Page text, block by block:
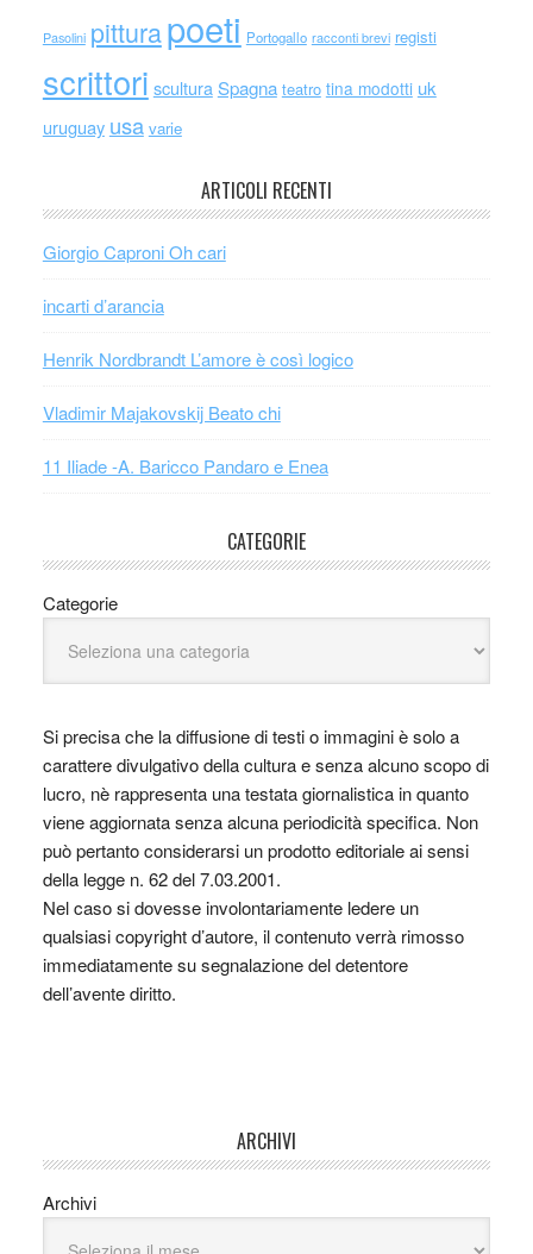
Pasolini pitturapoeti Portogallo racconti brevi registi
scrittori scultura Spagna teatro tina modotti uk
uruguay usa varie
ARTICOLI RECENTI
Giorgio Caproni Oh cari
incarti d’arancia
Henrik Nordbrandt L’amore è così logico
Vladimir Majakovskij Beato chi
11 Iliade -A. Baricco Pandaro e Enea
CATEGORIE
Categorie
Si precisa che la diffusione di testi o immagini è solo a
carattere divulgativo della cultura e senza alcuno scopo di
lucro, nè rappresenta una testata giornalistica in quanto
viene aggiornata senza alcuna periodicità specifica. Non
può pertanto considerarsi un prodotto editoriale ai sensi
della legge n. 62 del 7.03.2001.
Nel caso si dovesse involontariamente ledere un
qualsiasi copyright d’autore, il contenuto verrà rimosso
immediatamente su segnalazione del detentore
dell’avente diritto.
ARCHIVI
Archivi